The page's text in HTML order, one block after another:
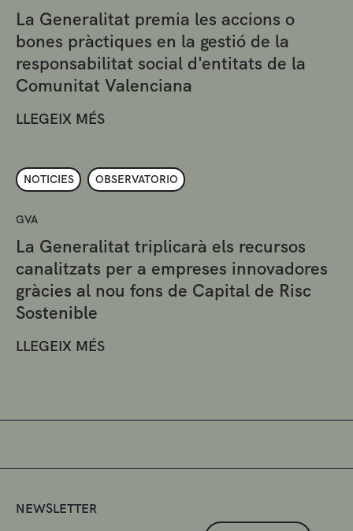
La Generalitat premia les accions o
bones pràctiques en la gestió de la
responsabilitat social d'entitats de la
Comunitat Valenciana
LLEGEIX MÉS
NOTICIES OBSERVATORIO
GVA
La Generalitat triplicarà els recursos
canalitzats per a empreses innovadores
gràcies al nou fons de Capital de Risc
Sostenible
LLEGEIX MÉS
NEWSLETTER